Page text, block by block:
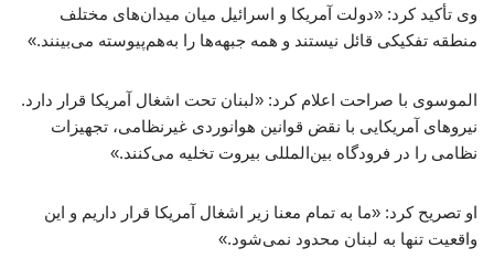
وی تأکید کرد: «دولت آمریکا و اسرائیل میان میدان‌های مختلف
منطقه تفکیکی قائل نیستند و همه جبهه‌ها را به‌هم‌پیوسته می‌بینند.»
الموسوی با صراحت اعلام کرد: «لبنان تحت اشغال آمریکا قرار دارد.
نیروهای آمریکایی با نقض قوانین هوانوردی غیرنظامی، تجهیزات
نظامی را در فرودگاه بین‌المللی بیروت تخلیه می‌کنند.»
او تصریح کرد: «ما به تمام معنا زیر اشغال آمریکا قرار داریم و این
واقعیت تنها به لبنان محدود نمی‌شود.»